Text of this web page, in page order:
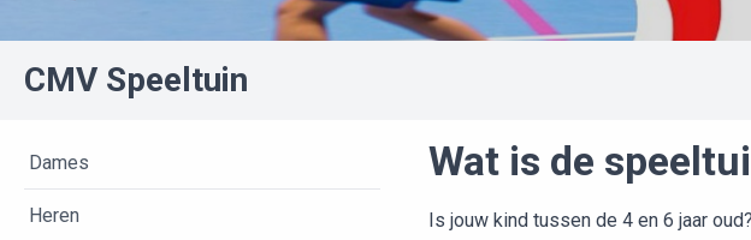
CMV Speeltuin
Dames
Heren
Wat is de
Is jouw kind tussen de 4 en 6 jaar